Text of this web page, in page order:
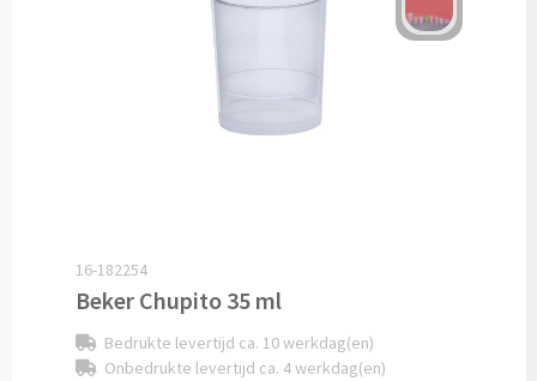
Lunchboxen bedrukken
Saladeboxen bedrukken
Snoep
16-182254
Beker Chupito 35 ml
Bedrukte levertijd ca. 10 werkdag(en)
Onbedrukte levertijd ca. 4 werkdag(en)